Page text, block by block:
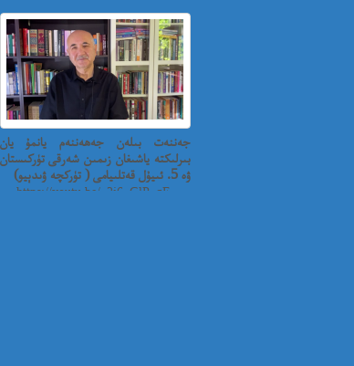
جەننەت بىلەن جەھەننەم يانمۇ يان
بىرلىكتە ياشىغان زىمىن شەرقى تۈركىستان
ۋە 5. ئىيۇل قەتلىيامى ( تۈركچە ۋىدېيو)
https://youtu.be/_2j6_GlP_qE...